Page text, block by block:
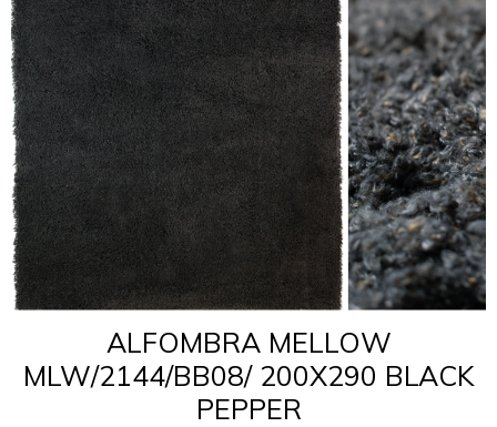
ALFOMBRA MELLOW
MLW/2144/BB08/ 200X290 BLACK
PEPPER